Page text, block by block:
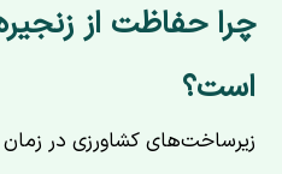
چرا حفاظت از
است؟
زیرساخت‌های کشاورزی در